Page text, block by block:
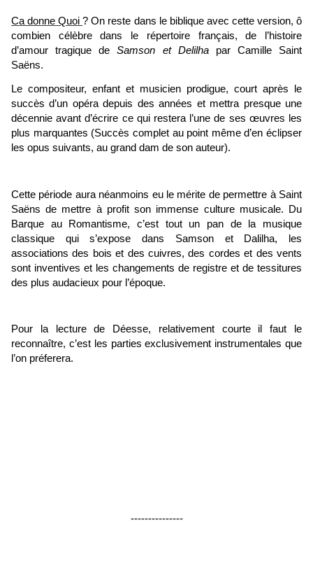
Ca donne Quoi? On reste dans le biblique avec cette version, ô
combien célèbre dans le répertoire français, de l’histoire
d’amour tragique deSamson et Delilhapar Camille Saint
Saëns.
Le compositeur, enfant et musicien prodigue, court après le
succès d’un opéra depuis des années et mettra presque une
décennie avant d’écrire ce qui restera l’une de ses œuvres les
plus marquantes (Succès complet au point même d’en éclipser
les opus suivants, au grand dam de son auteur).
Cette période aura néanmoins eu le mérite de permettre à Saint
Saëns de mettre à profit son immense culture musicale. Du
Barque au Romantisme, c’est tout un pan de la musique
classique qui s’expose dans Samson et Dalilha, les
associations des bois et des cuivres, des cordes et des vents
sont inventives et les changements de registre et de tessitures
des plus audacieux pour l’époque.
Pour la lecture de Déesse, relativement courte il faut le
reconnaître, c’est les parties exclusivement instrumentales que
l’on préferera.
---------------